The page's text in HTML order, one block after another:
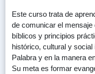
Este curso trata de
de comunicar el mensaje
bíblicos y principios
histórico, cultural y
Palabra y en la manera
Su meta es formar